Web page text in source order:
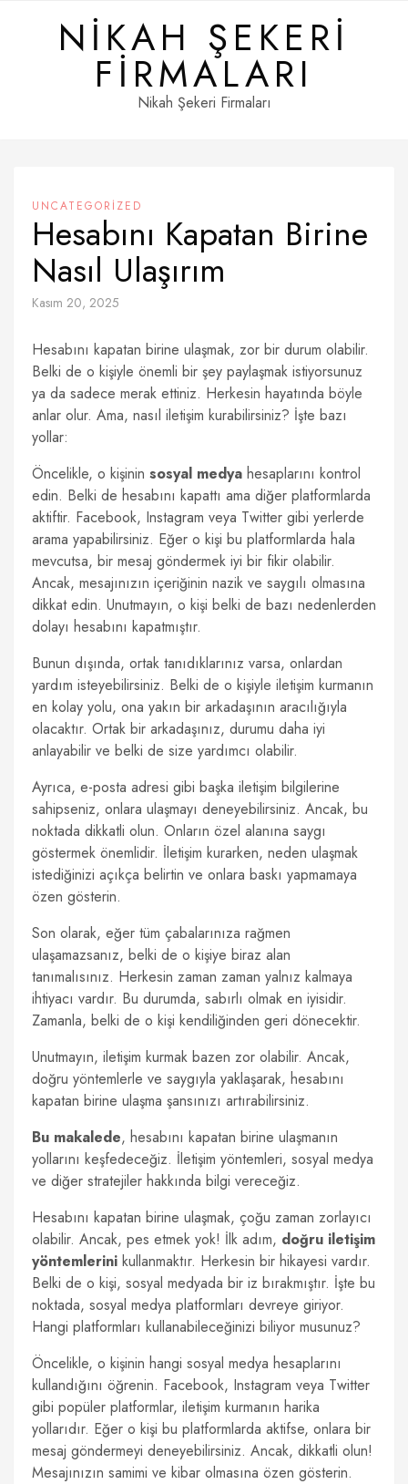
NIKAH ŞEKERI
FIRMALARI
Nikah Şekeri Firmaları
UNCATEGORIZED
Hesabını Kapatan Birine
Nasıl Ulaşırım
Kasım 20, 2025
Hesabını kapatan birine ulaşmak, zor bir durum olabilir.
Belki de o kişiyle önemli bir şey paylaşmak istiyorsunuz
ya da sadece merak ettiniz. Herkesin hayatında böyle
anlar olur. Ama, nasıl iletişim kurabilirsiniz? İşte bazı
yollar:
Öncelikle, o kişinin sosyal medya hesaplarını kontrol
edin. Belki de hesabını kapattı ama diğer platformlarda
aktiftir. Facebook, Instagram veya Twitter gibi yerlerde
arama yapabilirsiniz. Eğer o kişi bu platformlarda hala
mevcutsa, bir mesaj göndermek iyi bir fikir olabilir.
Ancak, mesajınızın içeriğinin nazik ve saygılı olmasına
dikkat edin. Unutmayın, o kişi belki de bazı nedenlerden
dolayı hesabını kapatmıştır.
Bunun dışında, ortak tanıdıklarınız varsa, onlardan
yardım isteyebilirsiniz. Belki de o kişiyle iletişim kurmanın
en kolay yolu, ona yakın bir arkadaşının aracılığıyla
olacaktır. Ortak bir arkadaşınız, durumu daha iyi
anlayabilir ve belki de size yardımcı olabilir.
Ayrıca, e-posta adresi gibi başka iletişim bilgilerine
sahipseniz, onlara ulaşmayı deneyebilirsiniz. Ancak, bu
noktada dikkatli olun. Onların özel alanına saygı
göstermek önemlidir. İletişim kurarken, neden ulaşmak
istediğinizi açıkça belirtin ve onlara baskı yapmamaya
özen gösterin.
Son olarak, eğer tüm çabalarınıza rağmen
ulaşamazsanız, belki de o kişiye biraz alan
tanımalısınız. Herkesin zaman zaman yalnız kalmaya
ihtiyacı vardır. Bu durumda, sabırlı olmak en iyisidir.
Zamanla, belki de o kişi kendiliğinden geri dönecektir.
Unutmayın, iletişim kurmak bazen zor olabilir. Ancak,
doğru yöntemlerle ve saygıyla yaklaşarak, hesabını
kapatan birine ulaşma şansınızı artırabilirsiniz.
Bu makalede, hesabını kapatan birine ulaşmanın
yollarını keşfedeceğiz. İletişim yöntemleri, sosyal medya
ve diğer stratejiler hakkında bilgi vereceğiz.
Hesabını kapatan birine ulaşmak, çoğu zaman zorlayıcı
olabilir. Ancak, pes etmek yok! İlk adım, doğru iletişim
yöntemlerini kullanmaktır. Herkesin bir hikayesi vardır.
Belki de o kişi, sosyal medyada bir iz bırakmıştır. İşte bu
noktada, sosyal medya platformları devreye giriyor.
Hangi platformları kullanabileceğinizi biliyor musunuz?
Öncelikle, o kişinin hangi sosyal medya hesaplarını
kullandığını öğrenin. Facebook, Instagram veya Twitter
gibi popüler platformlar, iletişim kurmanın harika
yollarıdır. Eğer o kişi bu platformlarda aktifse, onlara bir
mesaj göndermeyi deneyebilirsiniz. Ancak, dikkatli olun!
Mesajınızın samimi ve kibar olmasına özen gösterin.